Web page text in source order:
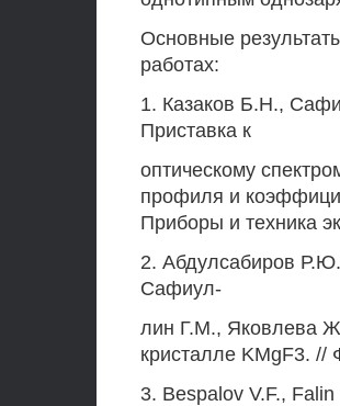
Основные
работах:
1. Казаков Б.Н.,
Приставка к
оптическому
профиля и
Приборы и техника
2. Абдулсабиров
Сафиул-
лин Г.М., Яковлева
кристалле KMgF3.
3. Bespalov V.F.,